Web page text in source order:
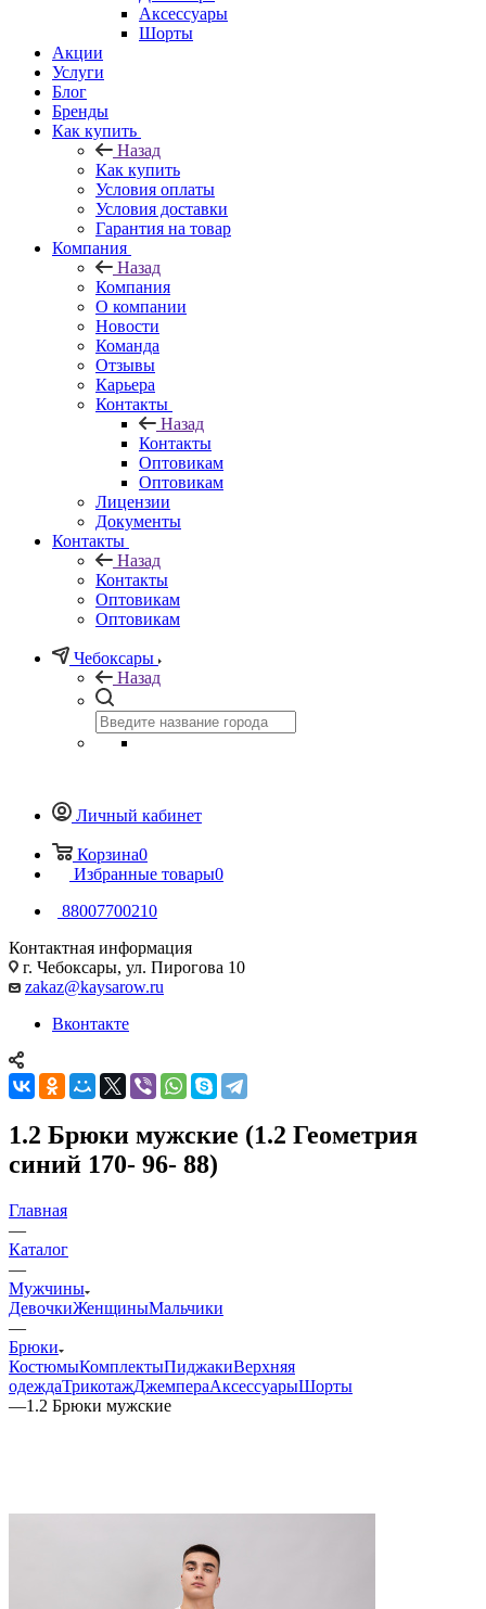
Аксессуары
Шорты
Акции
Услуги
Блог
Бренды
Как купить
Назад
Как купить
Условия оплаты
Условия доставки
Гарантия на товар
Компания
Назад
Компания
О компании
Новости
Команда
Отзывы
Карьера
Контакты
Назад
Контакты
Оптовикам
Оптовикам
Лицензии
Документы
Контакты
Назад
Контакты
Оптовикам
Оптовикам
Чебоксары
Назад
Личный кабинет
Корзина0
Избранные товары0
88007700210
Контактная информация
г. Чебоксары, ул. Пирогова 10
zakaz@kaysarow.ru
Вконтакте
1.2 Брюки мужские (1.2 Геометрия
синий 170- 96- 88)
Главная
—
Каталог
—
Мужчины
ДевочкиЖенщиныМальчики
—
Брюки
КостюмыКомплектыПиджакиВерхняя
одеждаТрикотажДжемпераАксессуарыШорты
—1.2 Брюки мужские